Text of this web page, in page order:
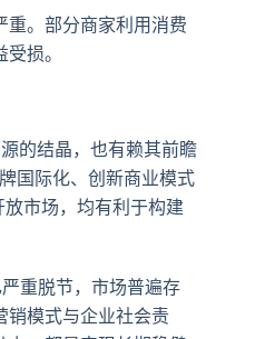
。部分商家利用消费
损。
的结晶，也有赖其前瞻
国际化、创新商业模式
放市场，均有利于构建
重脱节，市场普遍存
销模式与企业社会责